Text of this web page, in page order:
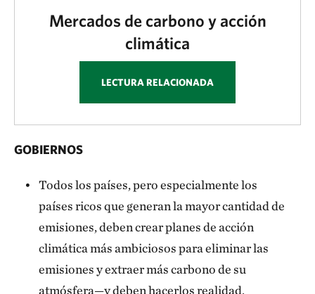
Mercados de carbono y acción
climática
LECTURA RELACIONADA
GOBIERNOS
Todos los países, pero especialmente los
países ricos que generan la mayor cantidad de
emisiones, deben crear planes de acción
climática más ambiciosos para eliminar las
emisiones y extraer más carbono de su
atmósfera—y deben hacerlos realidad.